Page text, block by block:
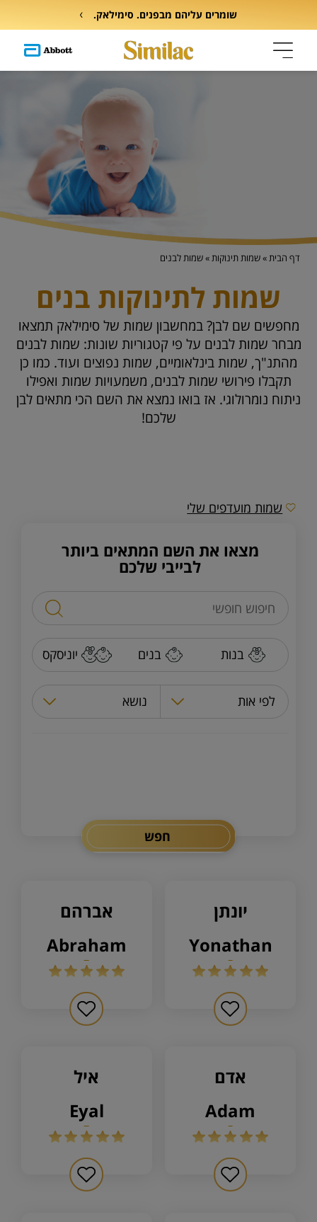
שומרים עליהם מבפנים. סימילאק.
דף הבית»שמות תינוקות»שמות לבנים
שמות לתינוקות בנים
מחפשים שם לבן? במחשבון שמות של סימילאק תמצאו
מבחר שמות לבנים על פי קטגוריות שונות: שמות לבנים
מהתנ"ך, שמות בינלאומיים, שמות נפוצים ועוד. כמו כן
תקבלו פירושי שמות לבנים, משמעויות שמות ואפילו
ניתוח נומרולוגי. אז בואו נמצא את השם הכי מתאים לבן
שלכם!
שמות מועדפים שלי
מצאו את השם המתאים ביותר
לבייבי שלכם
בנות בנים יוניסקס
לפי אות נושא
חפש
יונתן
Yonathan
אברהם
abraham
אדם
adam
איל
eyal